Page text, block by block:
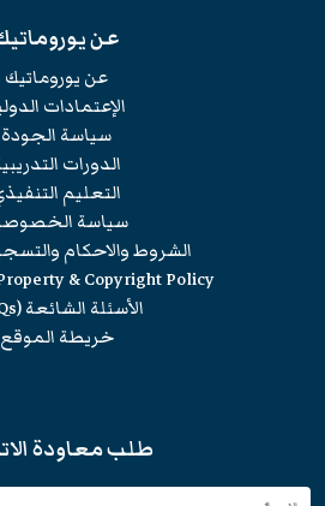
عن
عن يوروماتيك
الإعتمادات
سياسة الجودة
الدورات
التعليم
سياسة
الشروط والاحكام
& Copyright Policy
الأسئلة الشائعة (FAQs)
خريطة الموقع
طلب معاودة